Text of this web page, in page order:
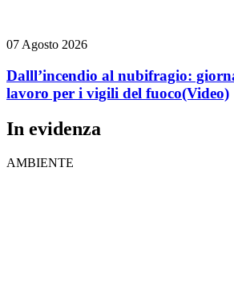
07 Agosto 2026
Dalll’incendio al nubifragio:
lavoro per i vigili del fuoco(Video)
In evidenza
AMBIENTE